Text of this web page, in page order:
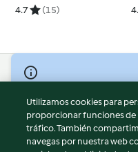
4.7 (15)
© Copyright 2026
Términos de uso
Política de privacidad
Aviso legal
Utilizamos cookies para
proporcionar funciones de
tráfico. También
navegas por nuestra web